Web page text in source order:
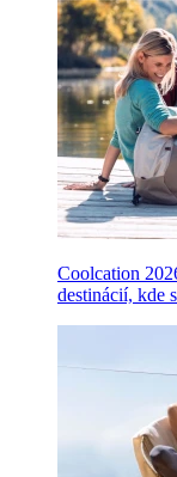
Coolcation
destinácií, kde